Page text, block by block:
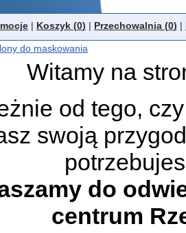
| Koszyk (0) | Przechowalnia (0) |
do maskowania
Witamy na
od tego,
swoją
do
centrum